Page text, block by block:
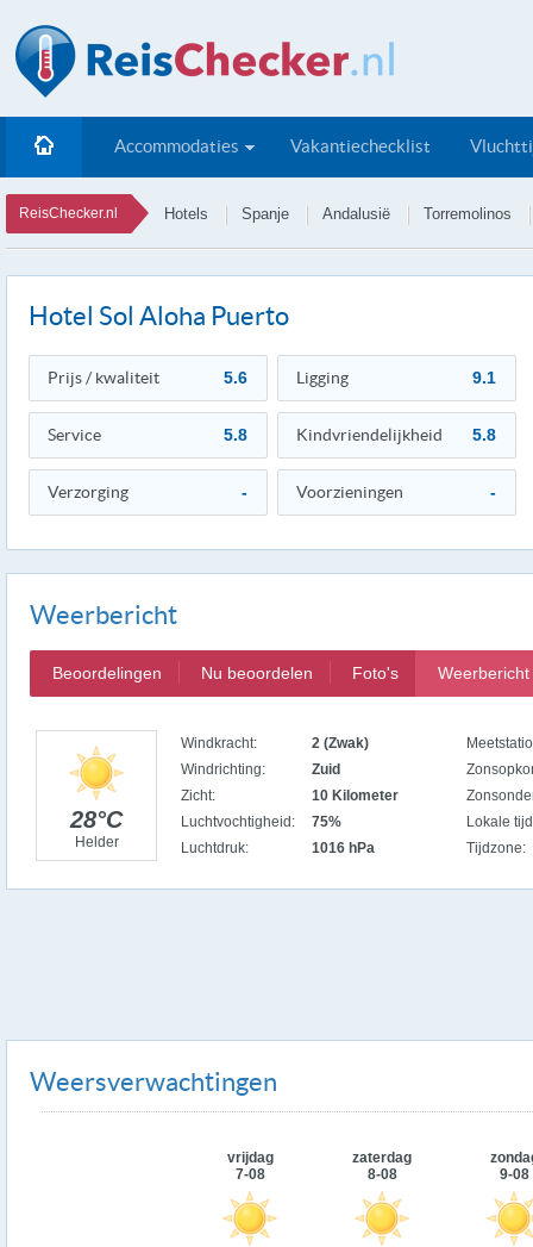
Accommodaties Vakantiechecklist
ReisChecker.nl Hotels Spanje Andalusië Torremolinos
Hotel Sol Aloha Puerto
Prijs / kwaliteit 5.6 Ligging 9.1
Service 5.8 Kindvriendelijkheid 5.8
Verzorging - Voorzieningen -
Weerbericht
Beoordelingen Nu beoordelen Foto's Weerbericht
28°C
Helder
Windkracht:
Windrichting:
Zicht:
Luchtvochtigheid:
Luchtdruk:
2 (Zwak)
Zuid
10 Kilometer
75%
1016 hPa
Lokale
Tijdzone:
Weersverwachtingen
vrijdag
7-08
zaterdag
8-08
9-08